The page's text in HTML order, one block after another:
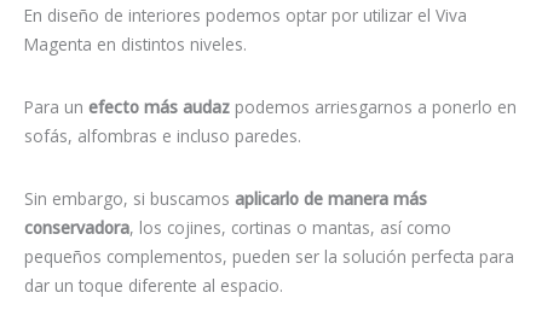
En diseño de interiores podemos optar por utilizar el Viva
Magenta en distintos niveles.
Para un efecto más audaz podemos arriesgarnos a ponerlo en
sofás, alfombras e incluso paredes.
Sin embargo, si buscamos aplicarlo de manera más
conservadora, los cojines, cortinas o mantas, así como
pequeños complementos, pueden ser la solución perfecta para
dar un toque diferente al espacio.